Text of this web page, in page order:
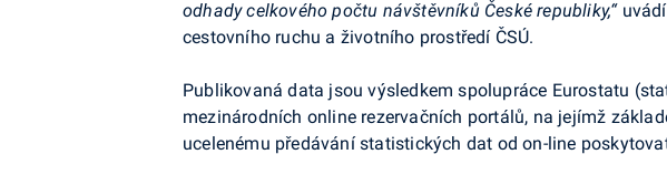
odhady celkového počtu návštěvníků České republiky,“
cestovního ruchu a životního prostředí ČSÚ.
Publikovaná data jsou výsledkem spolupráce Eurostatu
mezinárodních online rezervačních portálů, na jejímž
ucelenému předávání statistických dat od on-line